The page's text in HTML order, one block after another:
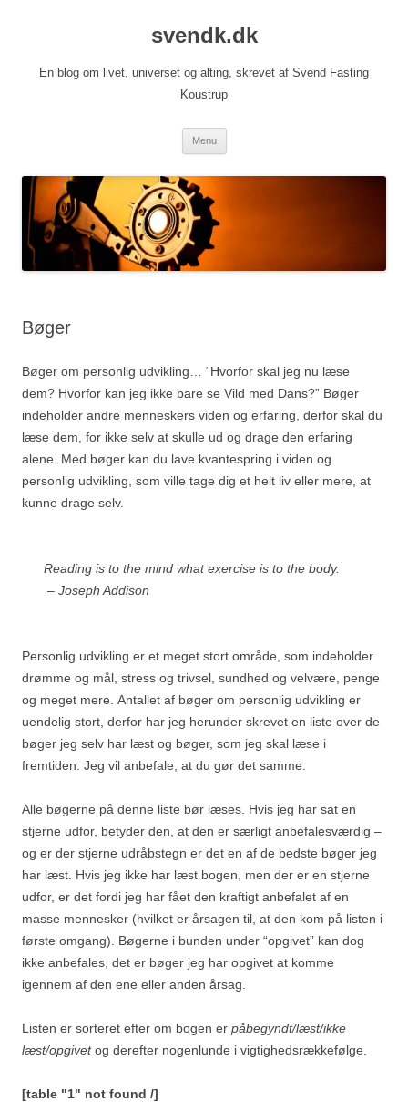
svendk.dk
En blog om livet, universet og alting, skrevet af Svend Fasting
Koustrup
Menu
Bøger
Bøger om personlig udvikling… “Hvorfor skal jeg nu læse
dem? Hvorfor kan jeg ikke bare se Vild med Dans?” Bøger
indeholder andre menneskers viden og erfaring, derfor skal du
læse dem, for ikke selv at skulle ud og drage den erfaring
alene. Med bøger kan du lave kvantespring i viden og
personlig udvikling, som ville tage dig et helt liv eller mere, at
kunne drage selv.
Reading is to the mind what exercise is to the body.
– Joseph Addison
Personlig udvikling er et meget stort område, som indeholder
drømme og mål, stress og trivsel, sundhed og velvære, penge
og meget mere. Antallet af bøger om personlig udvikling er
uendelig stort, derfor har jeg herunder skrevet en liste over de
bøger jeg selv har læst og bøger, som jeg skal læse i
fremtiden. Jeg vil anbefale, at du gør det samme.
Alle bøgerne på denne liste bør læses. Hvis jeg har sat en
stjerne udfor, betyder den, at den er særligt anbefalesværdig –
og er der stjerne udråbstegn er det en af de bedste bøger jeg
har læst. Hvis jeg ikke har læst bogen, men der er en stjerne
udfor, er det fordi jeg har fået den kraftigt anbefalet af en
masse mennesker (hvilket er årsagen til, at den kom på listen i
første omgang). Bøgerne i bunden under “opgivet” kan dog
ikke anbefales, det er bøger jeg har opgivet at komme
igennem af den ene eller anden årsag.
Listen er sorteret efter om bogen er påbegyndt/læst/ikke
læst/opgivetog derefter nogenlunde i vigtighedsrækkefølge.
[table "1" not found /]